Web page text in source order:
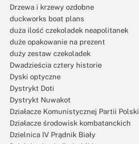
Drzewa i krzewy ozdobne
duckworks boat plans
duża ilość czekoladek neapolitanek
duże opakowanie na prezent
duży zestaw czekoladek
Dwadzieścia cztery historie
Dyski optyczne
Dystrykt Doti
Dystrykt Nuwakot
Działacze Komunistycznej Partii Polski
Działacze środowisk kombatanckich
Dzielnica IV Prądnik Biały